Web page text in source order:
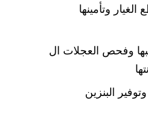
وتأمينها
وفحص العجلات ال
البنزين